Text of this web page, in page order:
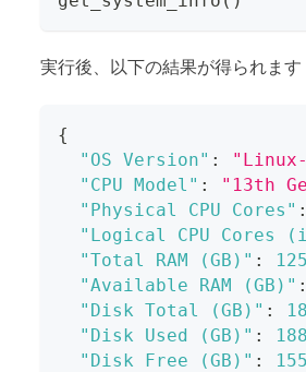
実行後、以下の結果が得られます
{
"OS Version" :
"CPU Model" :
"13th
"Physical CPU Cores" :
"Logical CPU Cores
"Total RAM (GB)" :
"Available RAM (GB)" :
"Disk Total (GB)" :
"Disk Used (GB)" :
"Disk Free (GB)" :